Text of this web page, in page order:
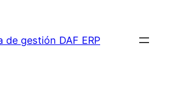
de gestión DAF ERP